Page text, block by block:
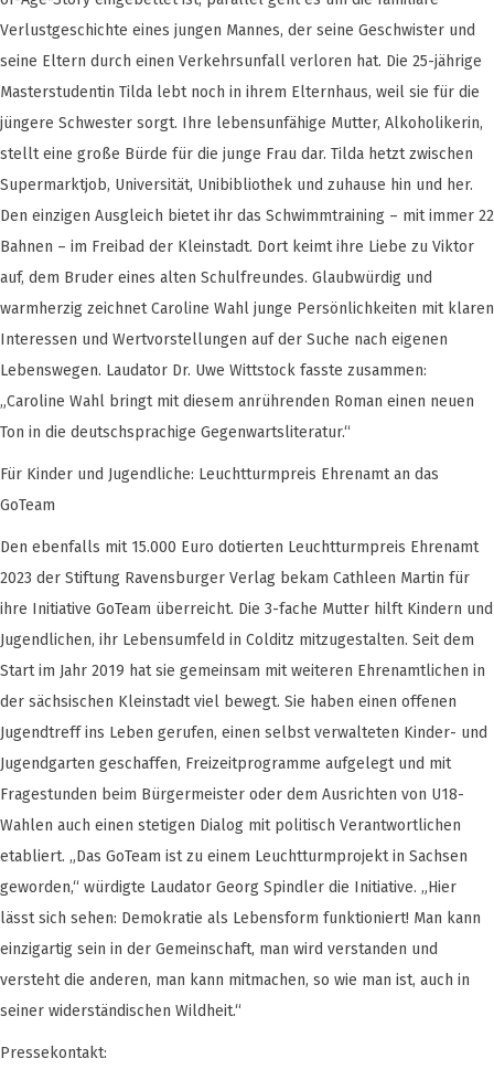
Verlustgeschichte eines jungen Mannes, der seine Geschwister und
seine Eltern durch einen Verkehrsunfall verloren hat. Die 25-jährige
Masterstudentin Tilda lebt noch in ihrem Elternhaus, weil sie für die
jüngere Schwester sorgt. Ihre lebensunfähige Mutter, Alkoholikerin,
stellt eine große Bürde für die junge Frau dar. Tilda hetzt zwischen
Supermarktjob, Universität, Unibibliothek und zuhause hin und her.
Den einzigen Ausgleich bietet ihr das Schwimmtraining – mit immer 22
Bahnen – im Freibad der Kleinstadt. Dort keimt ihre Liebe zu Viktor
auf, dem Bruder eines alten Schulfreundes. Glaubwürdig und
warmherzig zeichnet Caroline Wahl junge Persönlichkeiten mit klaren
Interessen und Wertvorstellungen auf der Suche nach eigenen
Lebenswegen. Laudator Dr. Uwe Wittstock fasste zusammen:
„Caroline Wahl bringt mit diesem anrührenden Roman einen neuen
Ton in die deutschsprachige Gegenwartsliteratur.“
Für Kinder und Jugendliche: Leuchtturmpreis Ehrenamt an das
GoTeam
Den ebenfalls mit 15.000 Euro dotierten Leuchtturmpreis Ehrenamt
2023 der Stiftung Ravensburger Verlag bekam Cathleen Martin für
ihre Initiative GoTeam überreicht. Die 3-fache Mutter hilft Kindern und
Jugendlichen, ihr Lebensumfeld in Colditz mitzugestalten. Seit dem
Start im Jahr 2019 hat sie gemeinsam mit weiteren Ehrenamtlichen in
der sächsischen Kleinstadt viel bewegt. Sie haben einen offenen
Jugendtreff ins Leben gerufen, einen selbst verwalteten Kinder- und
Jugendgarten geschaffen, Freizeitprogramme aufgelegt und mit
Fragestunden beim Bürgermeister oder dem Ausrichten von U18-
Wahlen auch einen stetigen Dialog mit politisch Verantwortlichen
etabliert. „Das GoTeam ist zu einem Leuchtturmprojekt in Sachsen
geworden,“ würdigte Laudator Georg Spindler die Initiative. „Hier
lässt sich sehen: Demokratie als Lebensform funktioniert! Man kann
einzigartig sein in der Gemeinschaft, man wird verstanden und
versteht die anderen, man kann mitmachen, so wie man ist, auch in
seiner widerständischen Wildheit.“
Pressekontakt: